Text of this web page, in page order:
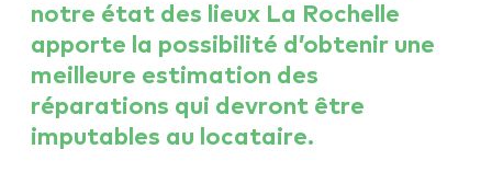
notre état des lieux La Rochelle
apporte la possibilité d’obtenir une
meilleure estimation des
réparations qui devront être
imputables au locataire.